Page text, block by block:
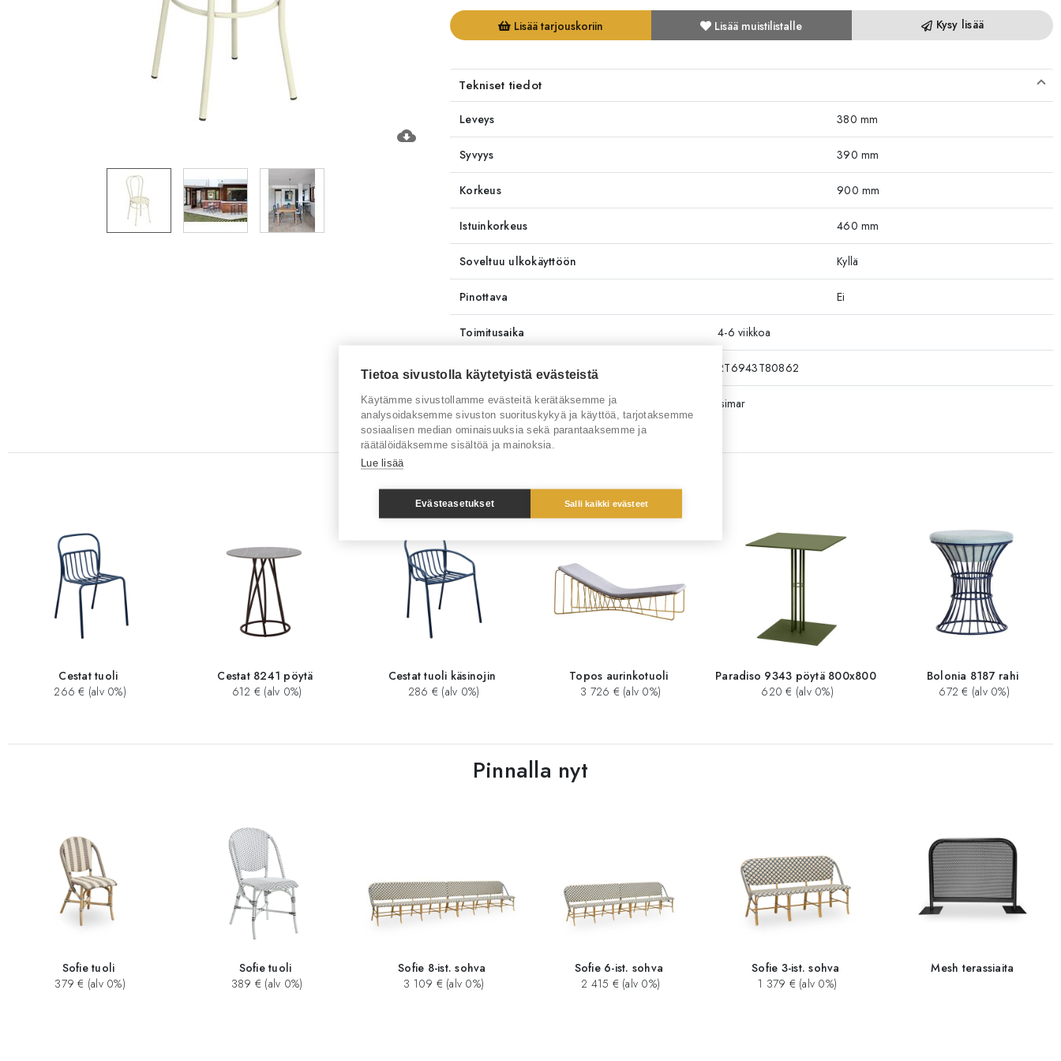
cloud_download
Lisää tarjouskoriin Lisää muistilistalle Kysy lisää
Tekniset tiedot
Leveys 380 mm
Syvyys 390 mm
Korkeus 900 mm
Istuinkorkeus 460 mm
Soveltuu ulkokäyttöön Kyllä
Pinottava Ei
Toimitusaika 4-6 viikkoa
Tuotenumero RT6943T80862
Tuotemerkki Isimar
Sinua saattaisi kiinnostaa myös
Cestat tuoli
266 € (alv 0%)
Cestat 8241 pöytä
612 € (alv 0%)
Cestat tuoli käsinojin
286 € (alv 0%)
Topos aurinkotuoli
3 726 € (alv 0%)
Paradiso 9343 pöytä 800x800
620 € (alv 0%)
Bolonia 8187 rahi
672 € (alv 0%)
Pinnalla nyt
Sofie tuoli
379 € (alv 0%)
Sofie tuoli
389 € (alv 0%)
Sofie 8-ist. sohva
3 109 € (alv 0%)
Sofie 6-ist. sohva
2 415 € (alv 0%)
Sofie 3-ist. sohva
1 379 € (alv 0%)
Mesh terassiaita
Tietoa sivustolla käytetyistä evästeistä
Käytämme sivustollamme evästeitä kerätäksemme ja
analysoidaksemme sivuston suorituskykyä ja käyttöä, tarjotaksemme
sosiaalisen median ominaisuuksia sekä parantaaksemme ja
räätälöidäksemme sisältöä ja mainoksia.
Lue lisää
Evästeasetukset Salli kaikki evästeet